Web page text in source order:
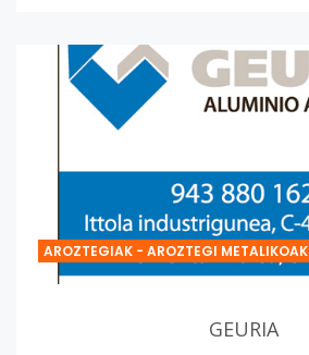
AROZTEGIAK - AROZTEGI METALIKOAK
GEURIA